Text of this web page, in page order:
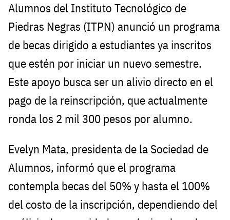
Alumnos del Instituto Tecnológico de
Piedras Negras (ITPN) anunció un programa
de becas dirigido a estudiantes ya inscritos
que estén por iniciar un nuevo semestre.
Este apoyo busca ser un alivio directo en el
pago de la reinscripción, que actualmente
ronda los 2 mil 300 pesos por alumno.
Evelyn Mata, presidenta de la Sociedad de
Alumnos, informó que el programa
contempla becas del 50% y hasta el 100%
del costo de la inscripción, dependiendo del